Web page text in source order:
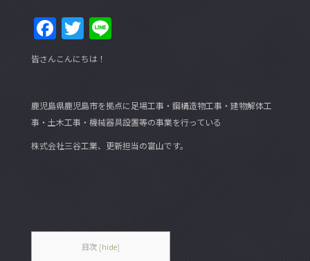
F
a
c
e
b
o
T
w
itt
er
Li
皆さんこんにちは！
鹿児島県鹿児島市を拠点に足場工事・鋼構造物工事・建物解体工
事・土木工事・機械器具設置等の事業を行っている
株式会社三谷工業、更新担当の富山です。
目次 [hide]